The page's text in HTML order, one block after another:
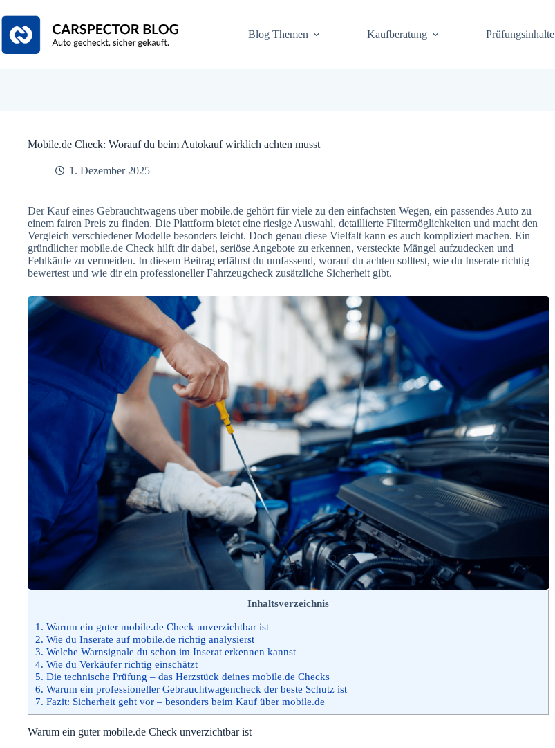
Inhalt
springen
Blog Themen Kaufberatung Prüfungsinhalte
Mobile.de Check: Worauf du beim Autokauf wirklich achten musst
1. Dezember 2025
Der Kauf eines Gebrauchtwagens über mobile.de gehört für viele zu den einfachsten Wegen, ein passendes Auto zu
einem fairen Preis zu finden. Die Plattform bietet eine riesige Auswahl, detaillierte Filtermöglichkeiten und macht den
Vergleich verschiedener Modelle besonders leicht. Doch genau diese Vielfalt kann es auch kompliziert machen. Ein
gründlicher mobile.de Check hilft dir dabei, seriöse Angebote zu erkennen, versteckte Mängel aufzudecken und
Fehlkäufe zu vermeiden. In diesem Beitrag erfährst du umfassend, worauf du achten solltest, wie du Inserate richtig
bewertest und wie dir ein professioneller Fahrzeugcheck zusätzliche Sicherheit gibt.
Inhaltsverzeichnis
1. Warum ein guter mobile.de Check unverzichtbar ist
2. Wie du Inserate auf mobile.de richtig analysierst
3. Welche Warnsignale du schon im Inserat erkennen kannst
4. Wie du Verkäufer richtig einschätzt
5. Die technische Prüfung – das Herzstück deines mobile.de Checks
6. Warum ein professioneller Gebrauchtwagencheck der beste Schutz ist
7. Fazit: Sicherheit geht vor – besonders beim Kauf über mobile.de
Warum ein guter mobile.de Check unverzichtbar ist